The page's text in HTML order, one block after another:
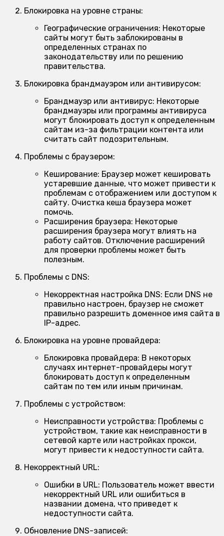
Блокировка на уровне страны:
Географические ограничения: Некоторые
сайты могут быть заблокированы в
определенных странах по
законодательству или по решению
правительства.
Блокировка брандмауэром или антивирусом:
Брандмауэр или антивирус: Некоторые
брандмауэры или программы антивируса
могут блокировать доступ к определенным
сайтам из-за фильтрации контента или
считать сайт подозрительным.
Проблемы с браузером:
Кеширование: Браузер может кешировать
устаревшие данные, что может привести к
проблемам с отображением или доступом к
сайту. Очистка кеша браузера может
помочь.
Расширения браузера: Некоторые
расширения браузера могут влиять на
работу сайтов. Отключение расширений
для проверки проблемы может быть
полезным.
Проблемы с DNS:
Некорректная настройка DNS: Если DNS не
правильно настроен, браузер не сможет
правильно разрешить доменное имя сайта в
IP-адрес.
Блокировка на уровне провайдера:
Блокировка провайдера: В некоторых
случаях интернет-провайдеры могут
блокировать доступ к определенным
сайтам по тем или иным причинам.
Проблемы с устройством:
Неисправности устройства: Проблемы с
устройством, такие как неисправности в
сетевой карте или настройках прокси,
могут привести к недоступности сайта.
Некорректный URL:
Ошибки в URL: Пользователь может ввести
некорректный URL или ошибиться в
названии домена, что приведет к
недоступности сайта.
Обновление DNS-записей: